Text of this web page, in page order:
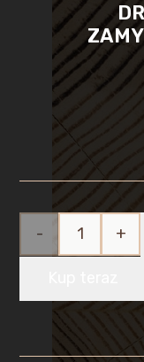
ilość
Skrzynka
Pudełko